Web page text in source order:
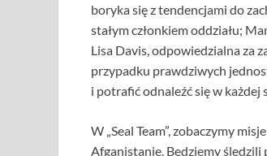
boryka się z tendencjami do
stałym członkiem oddziału;
Lisa Davis, odpowiedzialna za
przypadku prawdziwych
i potrafić odnaleźć się w każdej
W „Seal Team”, zobaczymy
Afganistanie. Będziemy